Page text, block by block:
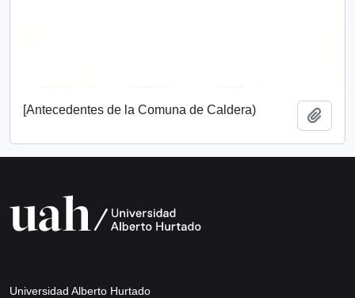
[Antecedentes de la Comuna de Caldera)
Universidad Alberto Hurtado